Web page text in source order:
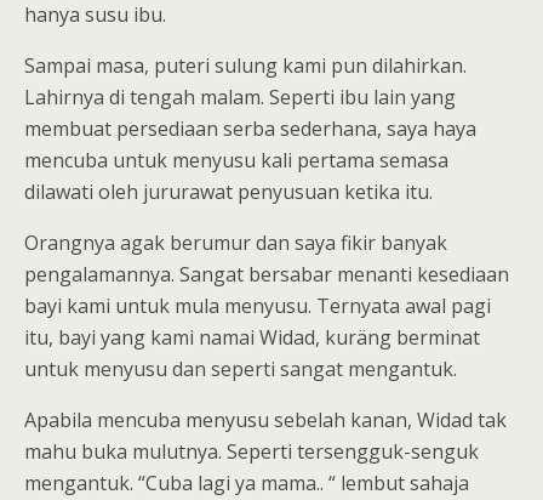
hanya susu ibu.
Sampai masa, puteri sulung kami pun dilahirkan.
Lahirnya di tengah malam. Seperti ibu lain yang
membuat persediaan serba sederhana, saya haya
mencuba untuk menyusu kali pertama semasa
dilawati oleh jururawat penyusuan ketika itu.
Orangnya agak berumur dan saya fikir banyak
pengalamannya. Sangat bersabar menanti kesediaan
bayi kami untuk mula menyusu. Ternyata awal pagi
itu, bayi yang kami namai Widad, kuräng berminat
untuk menyusu dan seperti sangat mengantuk.
Apabila mencuba menyusu sebelah kanan, Widad tak
mahu buka mulutnya. Seperti tersengguk-senguk
mengantuk. “Cuba lagi ya mama.. “ lembut sahaja